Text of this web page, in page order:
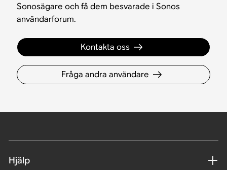
Sonosägare och få dem besvarade i Sonos
användarforum.
Kontakta oss
Fråga andra användare
Hjälp